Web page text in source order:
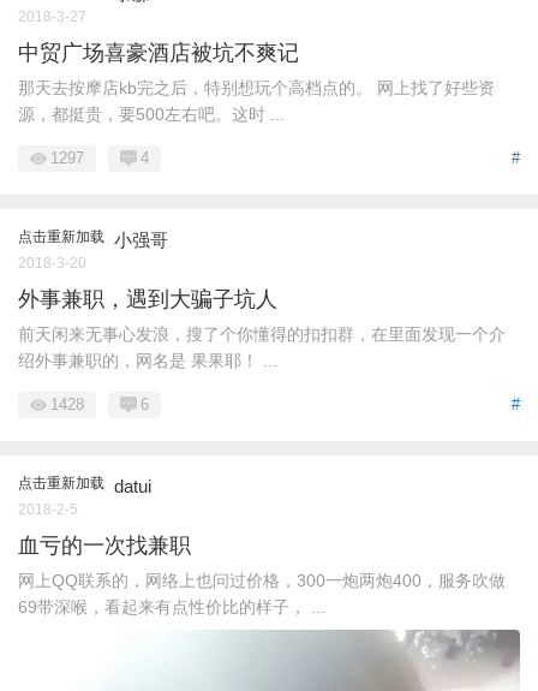
2018-3-27
中贸广场喜豪酒店被坑不爽记
那天去按摩店kb完之后，特别想玩个高档点的。 网上找了好些资
源，都挺贵，要500左右吧。这时 ...
#
1297 4
点击重新加载 小强哥
2018-3-20
外事兼职，遇到大骗子坑人
前天闲来无事心发浪，搜了个你懂得的扣扣群，在里面发现一个介
绍外事兼职的，网名是 果果耶！ ...
#
1428 6
点击重新加载 datui
2018-2-5
血亏的一次找兼职
网上QQ联系的，网络上也问过价格，300一炮两炮400，服务吹做
69带深喉，看起来有点性价比的样子， ...